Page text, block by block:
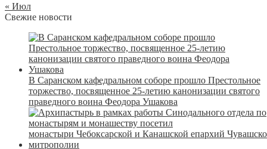
« Июл
Свежие новости
В Саранском кафедральном соборе прошло Престольное
торжество, посвященное 25-летию канонизации святого
праведного воина Феодора Ушакова